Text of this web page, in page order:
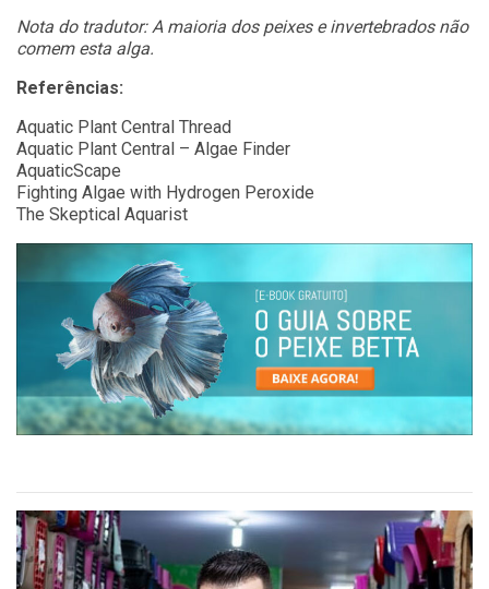
Nota do tradutor: A maioria dos peixes e invertebrados não
comem esta alga.
Referências:
Aquatic Plant Central Thread
Aquatic Plant Central – Algae Finder
AquaticScape
Fighting Algae with Hydrogen Peroxide
The Skeptical Aquarist